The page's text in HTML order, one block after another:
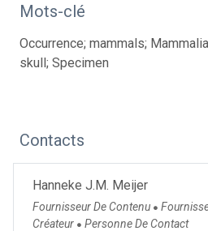
Mots-clé
Occurrence; mammals;
skull; Specimen
Contacts
Hanneke J.M. Meijer
Fournisseur De Contenu ●
Créateur ● Personne De Contact